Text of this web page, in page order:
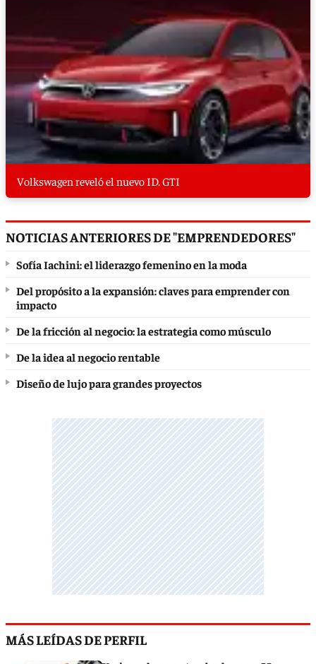
Volkswagen reveló el nuevo ID. GTI
NOTICIAS ANTERIORES DE "EMPRENDEDORES"
Sofía Iachini: el liderazgo femenino en la moda
Del propósito a la expansión: claves para emprender con
impacto
De la fricción al negocio: la estrategia como músculo
De la idea al negocio rentable
Diseño de lujo para grandes proyectos
MÁS LEÍDAS DE PERFIL